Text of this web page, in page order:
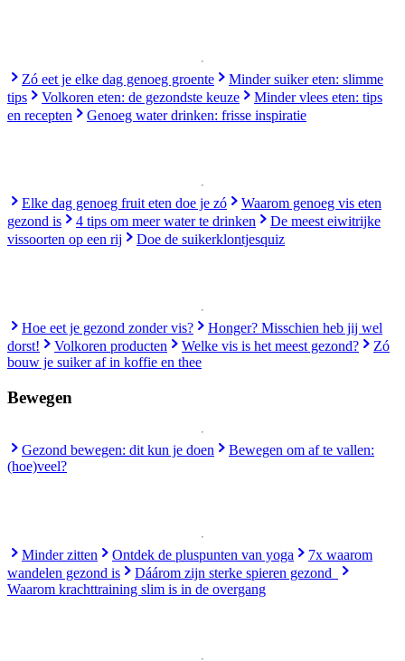
Zó eet je elke dag genoeg groente
Minder suiker eten: slimme
tips
Volkoren eten: de gezondste keuze
Minder vlees eten: tips
en recepten
Genoeg water drinken: frisse inspiratie
Elke dag genoeg fruit eten doe je zó
Waarom genoeg vis eten
gezond is
4 tips om meer water te drinken
De meest eiwitrijke
vissoorten op een rij
Doe de suikerklontjesquiz
Hoe eet je gezond zonder vis?
Honger? Misschien heb jij wel
dorst!
Volkoren producten Welke vis is het meest gezond?
Zó
bouw je suiker af in koffie en thee
Bewegen
Gezond bewegen: dit kun je doen
Bewegen om af te vallen:
(hoe)veel?
Minder zitten Ontdek de pluspunten van yoga
7x waarom
wandelen gezond is
Dáárom zijn sterke spieren gezond
Waarom krachttraining slim is in de overgang